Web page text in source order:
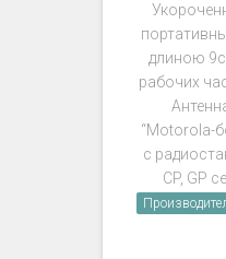
длиною
рабочих
“Motorola-
с
CP, GP